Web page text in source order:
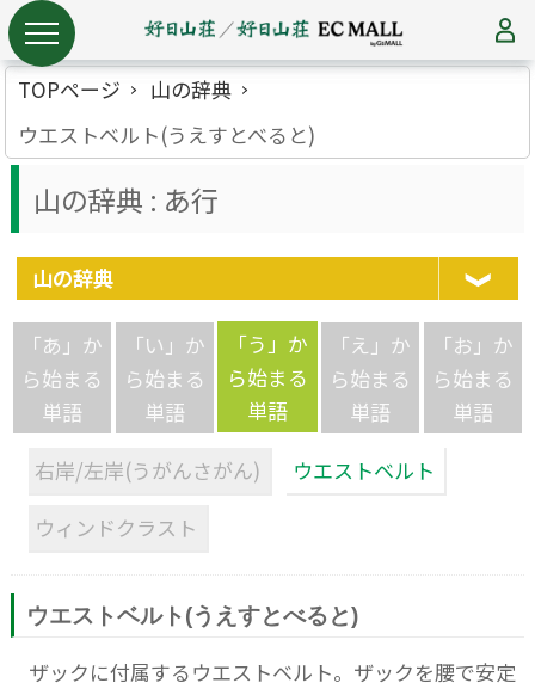
TOPページ
山の辞典
ウエストベルト(うえすとべると)
山の辞典 : あ行
山の辞典
「あ」か
ら始まる
単語
「い」か
ら始まる
単語
「う」か
ら始まる
単語
「え」か
ら始まる
単語
「お」か
ら始まる
単語
右岸/左岸(うがんさがん)
ウエストベルト
ウィンドクラスト
ウエストベルト(うえすとべると)
ザックに付属するウエストベルト。ザックを腰で安定